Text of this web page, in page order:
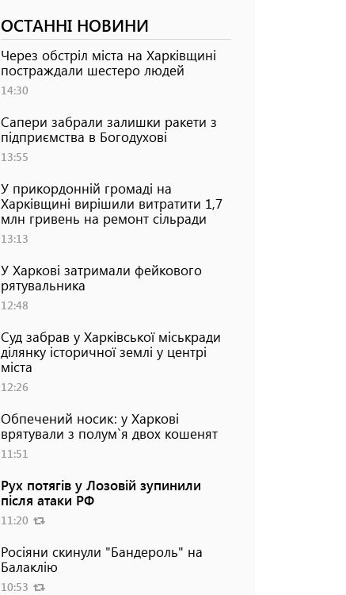
ОСТАННІ НОВИНИ
Через обстріл міста на Харківщині
постраждали шестеро людей
14:30
Сапери забрали залишки ракети з
підприємства в Богодухові
13:55
У прикордонній громаді на
Харківщині вирішили витратити 1,7
млн гривень на ремонт сільради
13:13
У Харкові затримали фейкового
рятувальника
12:48
Суд забрав у Харківської міськради
ділянку історичної землі у центрі
міста
12:26
Обпечений носик: у Харкові
врятували з полум`я двох кошенят
11:51
Рух потягів у Лозовій зупинили
після атаки РФ
11:20
Росіяни скинули "Бандероль" на
Балаклію
10:53